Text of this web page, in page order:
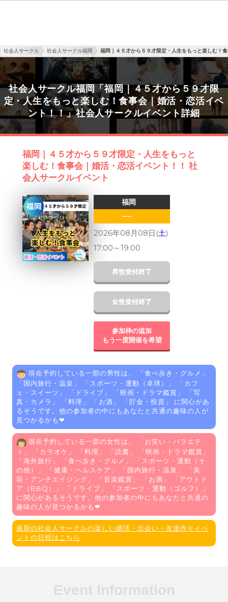
社会人サークル 社会人サークル福岡 福岡｜４５才から５９才限定・人生をもっと楽しむ！
社会人サークル福岡「福岡｜４５才から５９才限
定・人生をもっと楽しむ！食事会｜婚活・恋活イベ
ント！！」社会人サークルイベント詳細
福岡｜４５才から５９才限定・人生をもっと
楽しむ！食事会｜婚活・恋活イベント！！ 社
会人サークルイベント
福岡
----
2026年08月08日(土)
17:00 ～19:00
参加枠の追加
もう一度開催を希望
現在予約している一部の男性は、 「 食べ歩き・グルメ 」
「国内旅行・温泉 」 「スポーツ・運動（卓球） 」 「 カフ
ェ・スイーツ 」 「 ドライブ 」 「映画・ドラマ鑑賞 」 「写
真・カメラ 」 「料理 」 「お酒 」 「貯金・投資 」 に関心があ
るそうです。他の参加者の中にもあなたと共通の趣味の人が
見つかるかも❤
現在予約している一部の女性は、 「 お笑い・バラエテ
ィ 」 「 カラオケ 」 「料理 」 「読書 」 「映画・ドラマ鑑賞 」
「海外旅行 」 「食べ歩き・グルメ 」 「スポーツ・運動（そ
の他）
」 「健康・ヘルスケア 」 「国内旅行・温泉 」 「美
容・アンチエイジング 」 「音楽鑑賞 」 「お酒 」 「アウトド
ア（BBQ）
」 「 ドライブ 」 「スポーツ・運動（ゴルフ）
」
に関心があるそうです。他の参加者の中にもあなたと共通の
趣味の人が見つかるかも❤
最新の社会人サークルの楽しい婚活・出会い・友達作りイベ
ントの日程はこちら